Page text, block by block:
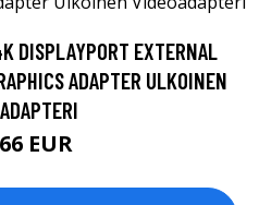
DISPLAYPORT EXTERNAL
ADAPTER ULKOINEN
EUR